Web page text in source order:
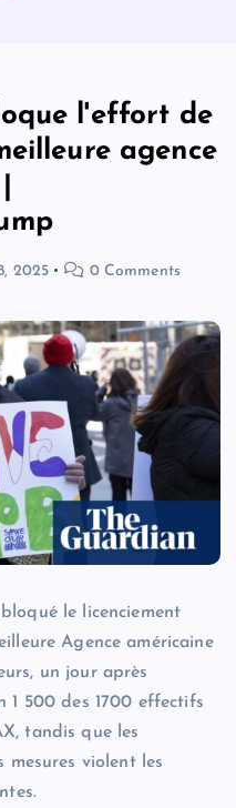
l'effort de
agence
2025 0 Comments
le licenciement
Agence américaine
un jour après
1 500 des 1700 effectifs
tandis que les
mesures violent les